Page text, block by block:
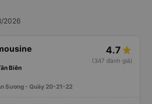
2026
4.7
(347 đánh giá)
Biên
Sương - Quầy 20-21-22